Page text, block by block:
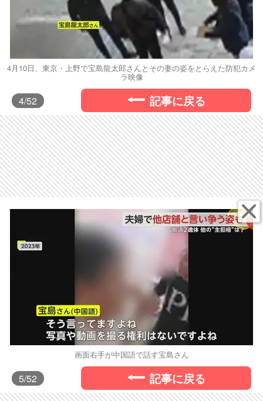
4月10日、東京・上野で宝島龍太郎さんとその妻の姿をとらえた防犯カメ
ラ映像
4/52 記事に戻る
画面右手が中国語で話す宝島さん
5/52 記事に戻る